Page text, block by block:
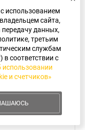
быстро
обсудили
запуска
еще лучше,
клиентов
Огромная
использованием
сайта,
передачу данных,
третьим
службам
в соответствии с
использовании
и счетчиков»